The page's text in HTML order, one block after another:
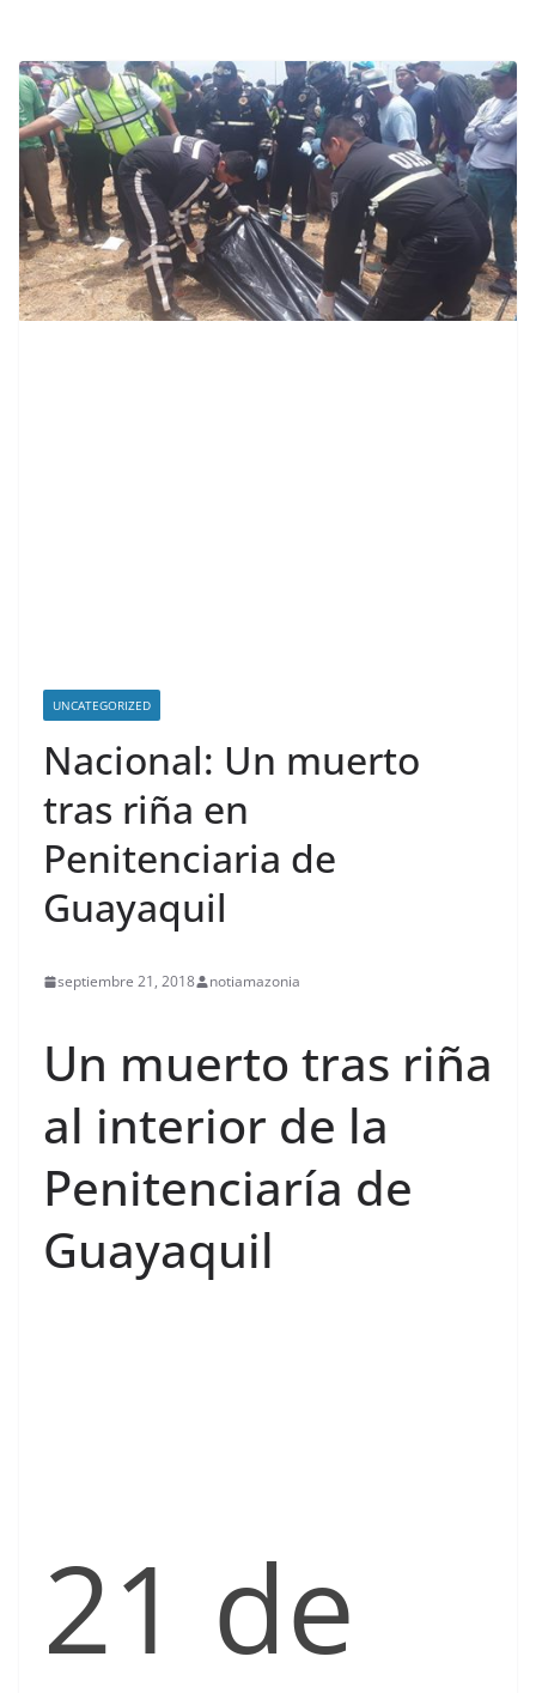
UNCATEGORIZED
Nacional: Un muerto
tras riña en
Penitenciaria de
Guayaquil
septiembre 21, 2018 notiamazonia
Un muerto tras riña
al interior de la
Penitenciaría de
Guayaquil
21 de